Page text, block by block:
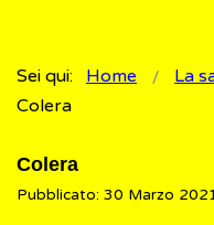
Sei qui: Home La
Colera
Colera
Pubblicato: 30 Marzo